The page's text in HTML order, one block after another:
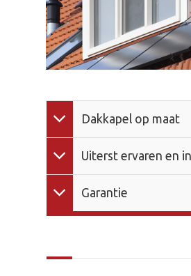
Dakkapel op maat
Uiterst ervaren en
Garantie